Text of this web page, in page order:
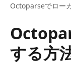
Octoparseでロー
する方